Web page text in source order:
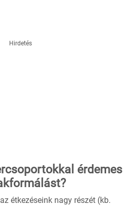
Hirdetés
érdemes
étkezéseink nagy részét (kb.